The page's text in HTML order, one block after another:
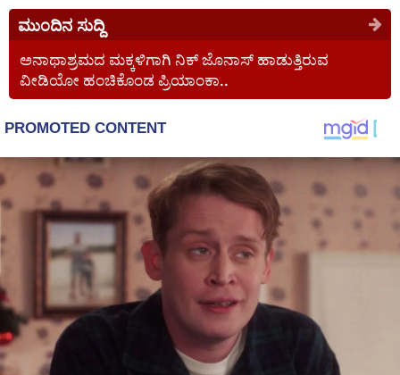
ಮುಂದಿನ ಸುದ್ದಿ
ಅನಾಥಾಶ್ರಮದ ಮಕ್ಕಳಿಗಾಗಿ ನಿಕ್ ಜೊನಾಸ್ ಹಾಡುತ್ತಿರುವ
ವೀಡಿಯೋ ಹಂಚಿಕೊಂಡ ಪ್ರಿಯಾಂಕಾ..